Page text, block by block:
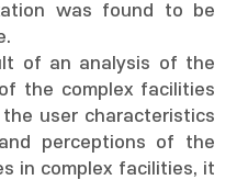
was found to be
of an analysis of the
the complex facilities
user characteristics
perceptions of the
in complex facilities, it